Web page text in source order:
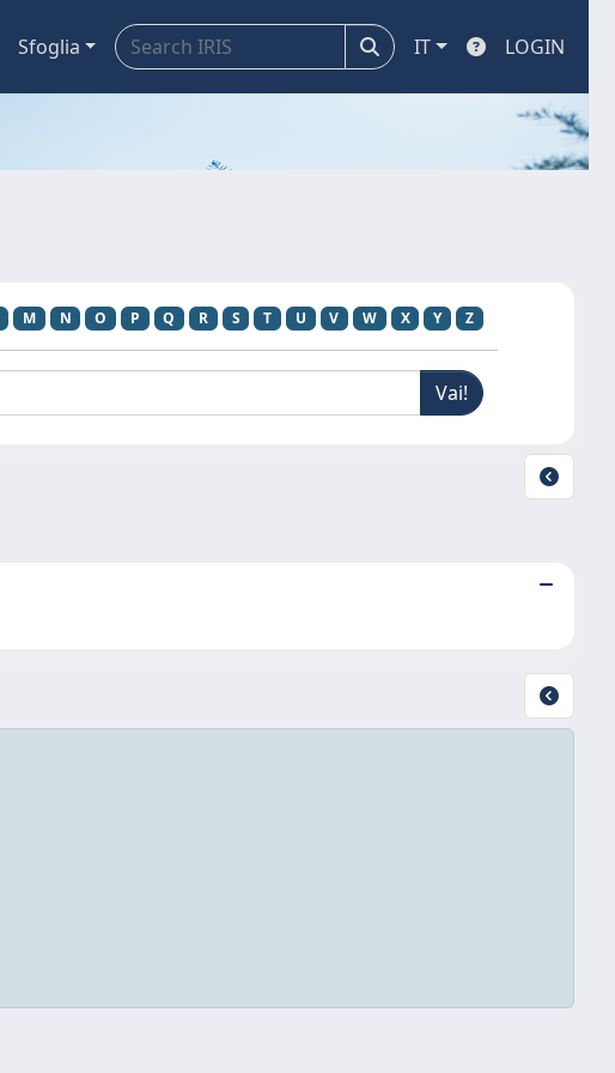
Sfoglia IT LOGIN
M N O P Q R S T U V W X Y Z